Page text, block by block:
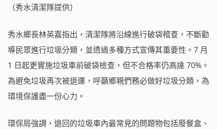
（秀水清潔隊提供）
秀水鄉長林英嘉指出，清潔隊將沿線進行破袋稽查，不斷勸
導民眾進行垃圾分類，並透過多種方式宣傳其重要性。7 月
1 日起更實施垃圾車前破袋檢查，但不合格率仍高達 70%。
為避免垃圾再次被退運，呼籲鄉親們務必做好垃圾分類，為
環境保護盡一份心力。
環保局強調，退回的垃圾車內最常見的問題物包括廢餐盒、